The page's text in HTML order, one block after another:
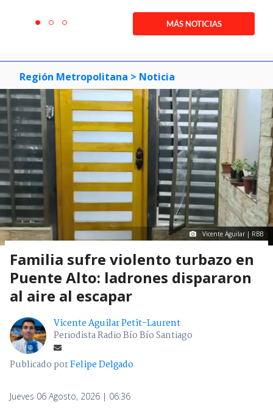
itemitemitem
MÁS NOTICIAS
Región Metropolitana > Noticia
Vicente Aguilar | RBB
Familia sufre violento turbazo en
Puente Alto: ladrones dispararon
al aire al escapar
Vicente Aguilar Petit-Laurent
Periodista Radio Bío Bío Santiago
Publicado porFelipe Delgado
Jueves 06 Agosto, 2026 | 06:36